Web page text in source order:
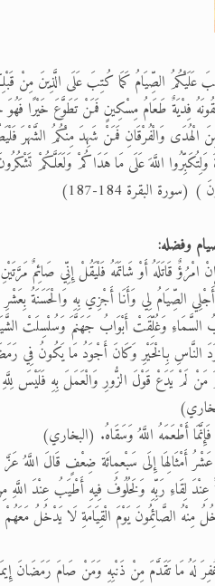
كُتِبَ عَلَيْكُمُ الصِّيَامُ كَمَا كُتِبَ عَلَى الَّذِينَ
فِدْيَةٌ طَعَامُ مِسْكِينٍ فَمَنْ تَطَوَّعَ خَيْرًا
الْهُدَى وَالْفُرْقَانِ فَمَنْ شَهِدَ مِنْكُمُ الشَّهْرَ
وَلِتُكَبِّرُوا اللَّهَ عَلَى مَا هَدَاكُمْ
البقرة 184-187)
وفضله:
امْرُؤٌ قَاتَلَهُ أَوْ شَاتَمَهُ فَلْيَقُلْ إِنِّي صَائِمٌ
الصِّيَامُ لِي وَأَنَا أَجْزِي بِهِ وَالْحَسَنَةُ بِعَشْرِ
أَمْثَالِهَا إِلَى سَبْعمِائَة ضِعْفٍ قَالَ اللَّهُ
لِقَاءِ رَبِّهِ وَلَخُلُوفُ فِيهِ أَطْيَبُ عِنْدَ
مِنْهُ الصَّائِمُونَ يَوْمَ الْقِيَامَةِ لَا يَدْخُلُ